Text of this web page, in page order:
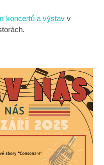
koncertů a výstav v